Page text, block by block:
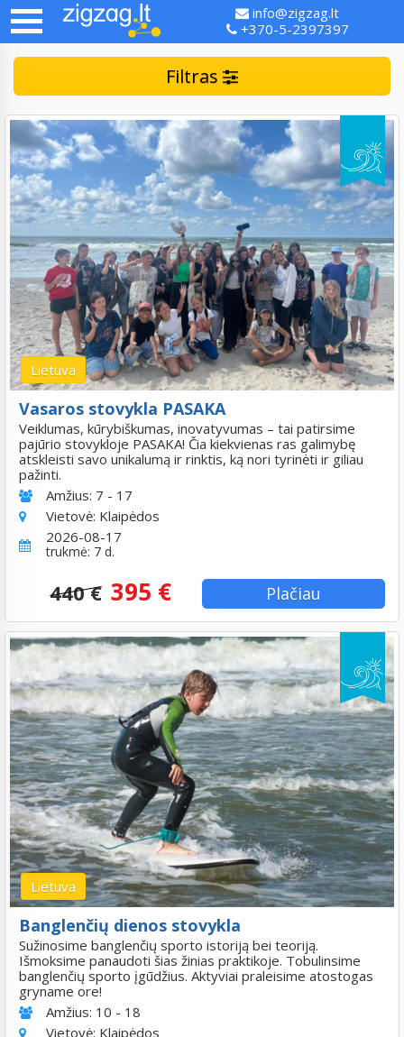
info@zigzag.lt
+370-5-2397397
Filtras
Lietuva
Vasaros stovykla PASAKA
Veiklumas, kūrybiškumas, inovatyvumas – tai patirsime
pajūrio stovykloje PASAKA! Čia kiekvienas ras galimybę
atskleisti savo unikalumą ir rinktis, ką nori tyrinėti ir giliau
pažinti.
Amžius: 7 - 17
Vietovė: Klaipėdos
2026-08-17
trukmė: 7 d.
440 € 395 € Plačiau
Lietuva
Banglenčių dienos stovykla
Sužinosime banglenčių sporto istoriją bei teoriją.
Išmoksime panaudoti šias žinias praktikoje. Tobulinsime
banglenčių sporto įgūdžius. Aktyviai praleisime atostogas
gryname ore!
Amžius: 10 - 18
Vietovė: Klaipėdos